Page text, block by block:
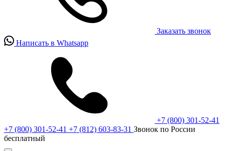
Заказать звонок
Написать в Whatsapp
+7 (800) 301-52-41
+7 (800) 301-52-41 +7 (812) 603-83-31 Звонок по России
бесплатный